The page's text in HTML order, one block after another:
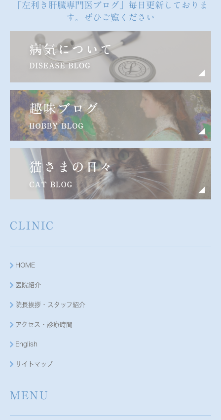
「左利き肝臓専門医ブログ」毎日更新しておりま
す。ぜひご覧ください
CLINIC
HOME
医院紹介
院長挨拶・スタッフ紹介
アクセス・診療時間
English
サイトマップ
MENU